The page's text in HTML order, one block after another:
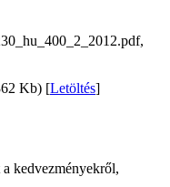
Kb) [Letöltés]
kedvezményekről,